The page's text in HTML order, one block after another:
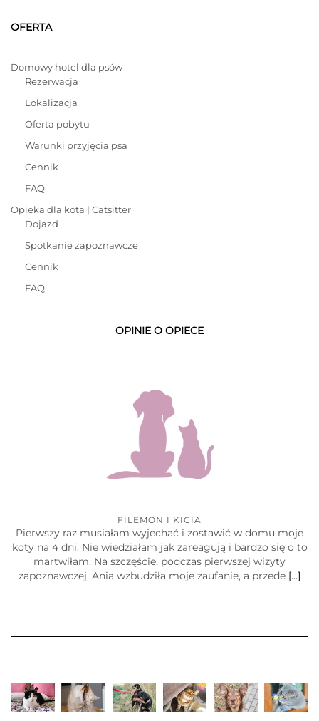
OFERTA
Domowy hotel dla psów
Rezerwacja
Lokalizacja
Oferta pobytu
Warunki przyjęcia psa
Cennik
FAQ
Opieka dla kota | Catsitter
Dojazd
Spotkanie zapoznawcze
Cennik
FAQ
OPINIE O OPIECE
FILEMON I KICIA
Pierwszy raz musiałam wyjechać i zostawić w domu moje
koty na 4 dni. Nie wiedziałam jak zareagują i bardzo się o to
martwiłam. Na szczęście, podczas pierwszej wizyty
zapoznawczej, Ania wzbudziła moje zaufanie, a przede […]